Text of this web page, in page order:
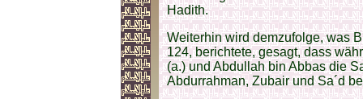
Hadith.
Weiterhin wird demzufolge, was
124, berichtete, gesagt, dass
(a.) und Abdullah bin Abbas die
Abdurrahman, Zubair und Sa´d